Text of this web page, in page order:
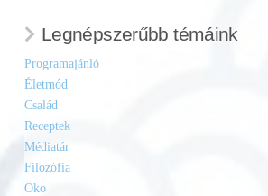
Legnépszerűbb témáink
Programajánló
Életmód
Család
Receptek
Médiatár
Filozófia
Öko